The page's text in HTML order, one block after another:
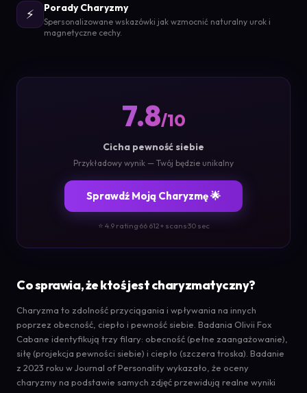
⚡ Porady Charyzmy
Spersonalizowane wskazówki jak wzmocnić naturalny urok i
magnetyczne cechy.
7.8/10
Cicha pewność siebie
Przykładowy wynik — Twój będzie unikalny
Sprawdź Moją Charyzmę 🌟
⭐ 4.9 rating·66 612+ scans·30 sec
Co sprawia, że ktoś jest charyzmatyczny?
Charyzma to zdolność przyciągania i wpływania na innych
poprzez obecność, ciepło i pewność siebie. Badania Olivii Fox
Cabane identyfikują trzy filary: obecność (pełne zaangażowanie),
siłę (projekcja pewności siebie) i ciepło (szczera troska). Badanie
z 2023 roku w Journal of Personality wykazało, że oceny
charyzmy na podstawie samych zdjęć przewidują realne wyniki